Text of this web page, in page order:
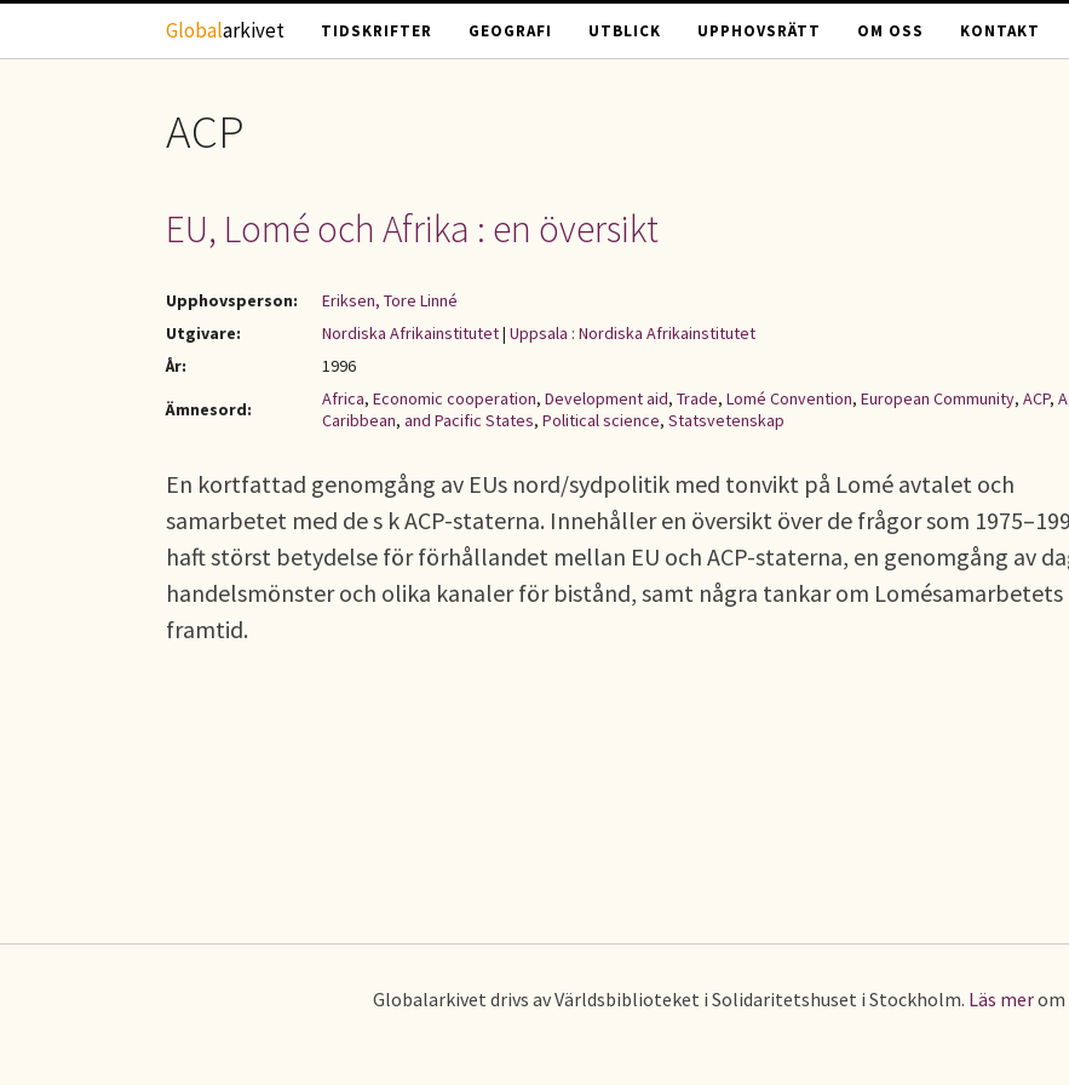
Hoppa till huvudinnehåll
Globalarkivet TIDSKRIFTER GEOGRAFI UTBLICK UPPHOVSRÄTT OM OSS KONTAKT
ACP
EU, Lomé och Afrika : en översikt
Upphovsperson:
Eriksen, Tore Linné
Utgivare:
Nordiska Afrikainstitutet| Uppsala : Nordiska Afrikainstitutet
År:
1996
Ämnesord:
Africa, Economic cooperation, Development aid, Trade, Lomé Convention, European Community, ACP,
Caribbean, and Pacific States, Political science, Statsvetenskap
En kortfattad genomgång av EUs nord/sydpolitik med tonvikt på Lomé avtalet och
samarbetet med de s k ACP-staterna. Innehåller en översikt över de frågor som
haft störst betydelse för förhållandet mellan EU och ACP-staterna, en genomgång av
handelsmönster och olika kanaler för bistånd, samt några tankar om Lomésamarbetets
framtid.
Globalarkivet drivs av Världsbiblioteket i Solidaritetshuset i Stockholm. Läs merom